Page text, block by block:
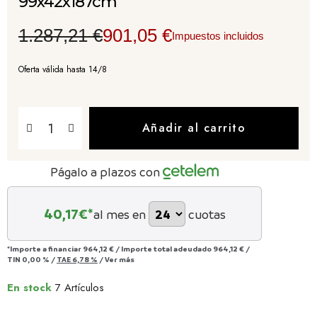
1.287,21 €901,05 €Impuestos incluidos
Oferta válida hasta 14/8
Añadir al carrito
Págalo a plazos con
40,17€*al mes en cuotas
*Importe a financiar 964,12 € / Importe total adeudado 964,12 € /
TIN 0,00 % / TAE 6,78 % /Ver más
En stock 7 Artículos